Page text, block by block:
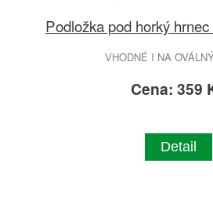
Podložka pod horký
VHODNÉ I NA
Cena: 359
Detail